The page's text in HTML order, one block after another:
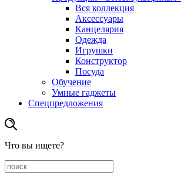
Вся коллекция
Аксессуары
Канцелярия
Одежда
Игрушки
Конструктор
Посуда
Обучение
Умные гаджеты
Спецпредложения
Что вы ищете?